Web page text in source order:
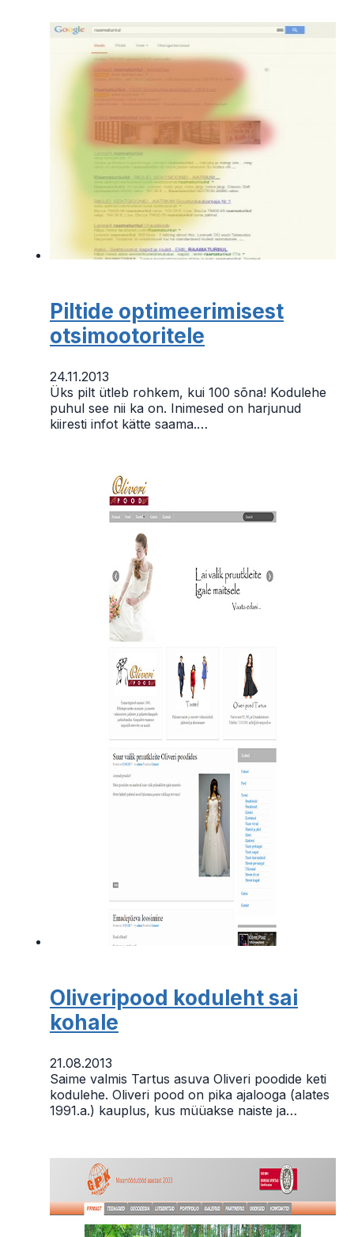
Piltide optimeerimisest
otsimootoritele
24.11.2013
Üks pilt ütleb rohkem, kui 100 sõna! Kodulehe
puhul see nii ka on. Inimesed on harjunud
kiiresti infot kätte saama.…
Oliveripood koduleht sai
kohale
21.08.2013
Saime valmis Tartus asuva Oliveri poodide keti
kodulehe. Oliveri pood on pika ajalooga (alates
1991.a.) kauplus, kus müüakse naiste ja…